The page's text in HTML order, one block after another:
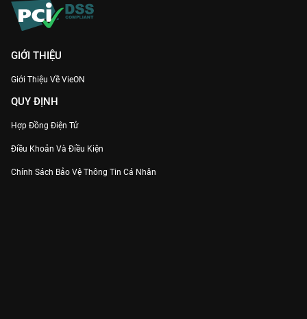
GIỚI THIỆU
Giới Thiệu Về VieON
QUY ĐỊNH
Hợp Đồng Điện Tử
Điều Khoản Và Điều Kiện
Chính Sách Bảo Vệ Thông Tin Cá Nhân